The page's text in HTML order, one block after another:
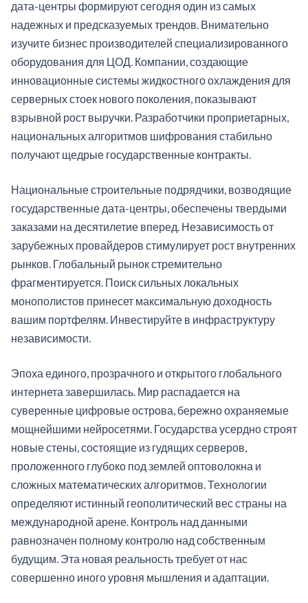
дата-центры формируют сегодня один из самых
надежных и предсказуемых трендов. Внимательно
изучите бизнес производителей специализированного
оборудования для ЦОД. Компании, создающие
инновационные системы жидкостного охлаждения для
серверных стоек нового поколения, показывают
взрывной рост выручки. Разработчики проприетарных,
национальных алгоритмов шифрования стабильно
получают щедрые государственные контракты.
Национальные строительные подрядчики, возводящие
государственные дата-центры, обеспечены твердыми
заказами на десятилетие вперед. Независимость от
зарубежных провайдеров стимулирует рост внутренних
рынков. Глобальный рынок стремительно
фрагментируется. Поиск сильных локальных
монополистов принесет максимальную доходность
вашим портфелям. Инвестируйте в инфраструктуру
независимости.
Эпоха единого, прозрачного и открытого глобального
интернета завершилась. Мир распадается на
суверенные цифровые острова, бережно охраняемые
мощнейшими нейросетями. Государства усердно строят
новые стены, состоящие из гудящих серверов,
проложенного глубоко под землей оптоволокна и
сложных математических алгоритмов. Технологии
определяют истинный геополитический вес страны на
международной арене. Контроль над данными
равнозначен полному контролю над собственным
будущим. Эта новая реальность требует от нас
совершенно иного уровня мышления и адаптации.